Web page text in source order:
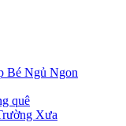
Bé Ngủ Ngon
quê
Xưa